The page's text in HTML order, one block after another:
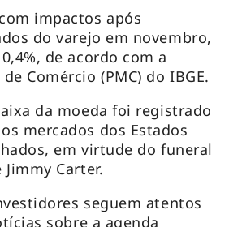
impactos após
do varejo em novembro,
de acordo com a
Comércio (PMC) do IBGE.
da moeda foi registrado
mercados dos Estados
em virtude do funeral
Carter.
seguem atentos
sobre a agenda